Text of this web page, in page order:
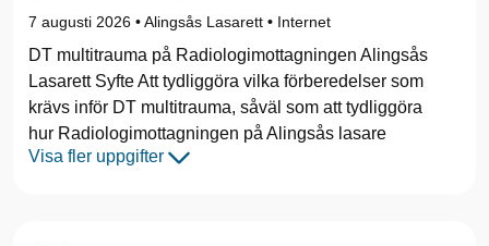
7 augusti 2026 •Alingsås Lasarett • Internet
DT multitrauma på Radiologimottagningen Alingsås
Lasarett Syfte Att tydliggöra vilka förberedelser som
krävs inför DT multitrauma, såväl som att tydliggöra
hur Radiologimottagningen på Alingsås lasare
Visa fler uppgifter